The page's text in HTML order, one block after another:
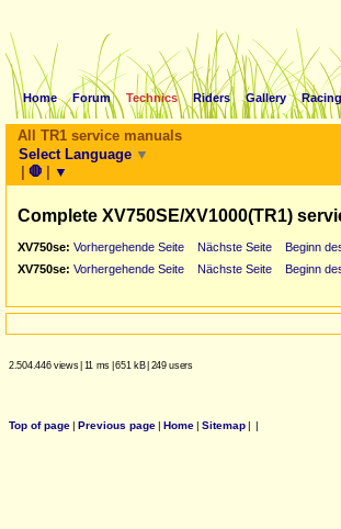
Home Forum Technics Riders Gallery Racing
All TR1 service manuals
Select Language ▼
| 🛑 | ▼
Complete XV750SE/XV1000(TR1)
XV750se: Vorhergehende Seite Nächste Seite Beginn
XV750se: Vorhergehende Seite Nächste Seite Beginn
2.504.446 views| 11 ms |651 kB| 249 users
Top of page| Previous page| Home| Sitemap| |